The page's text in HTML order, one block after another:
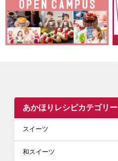
あかほりレシピカテゴリー
スイーツ
和スイーツ